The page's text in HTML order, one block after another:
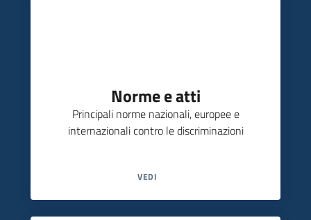
Norme e atti
Principali norme nazionali, europee e
internazionali contro le discriminazioni
VEDI